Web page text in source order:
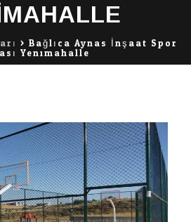
> Bağlıca Aynas İnşaat Spor
Yenimahalle